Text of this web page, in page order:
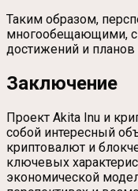
Таким образом,
многообещающими, с
достижений и планов
Заключение
Проект Akita Inu и
собой интересный
криптовалют и
ключевых
экономической